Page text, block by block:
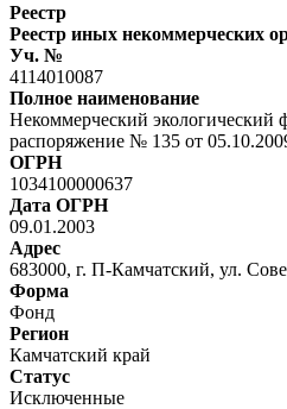
Реестр
Реестр иных некоммерческих
Уч. №
4114010087
Полное наименование
Некоммерческий экологический
распоряжение № 135 от
ОГРН
1034100000637
Дата ОГРН
09.01.2003
Адрес
683000, г. П-Камчатский, ул.
Форма
Фонд
Регион
Камчатский край
Статус
Исключенные